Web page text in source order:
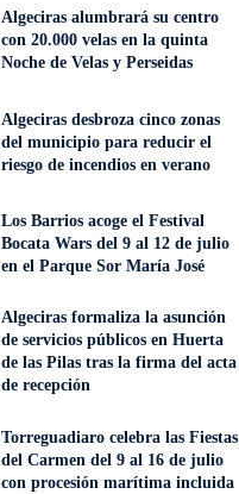
Algeciras alumbrará su centro
con 20.000 velas en la quinta
Noche de Velas y Perseidas
Algeciras desbroza cinco zonas
del municipio para reducir el
riesgo de incendios en verano
Los Barrios acoge el Festival
Bocata Wars del 9 al 12 de julio
en el Parque Sor María José
Algeciras formaliza la asunción
de servicios públicos en Huerta
de las Pilas tras la firma del acta
de recepción
Torreguadiaro celebra las Fiestas
del Carmen del 9 al 16 de julio
con procesión marítima incluida